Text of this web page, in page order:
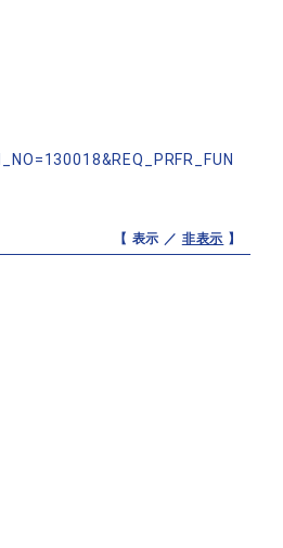
【 表示 ／ 非表示 】